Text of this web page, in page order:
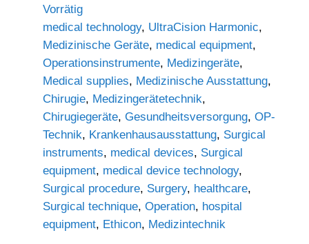
Vorrätig
medical technology, UltraCision Harmonic,
Medizinische Geräte, medical equipment,
Operationsinstrumente, Medizingeräte,
Medical supplies, Medizinische Ausstattung,
Chirugie, Medizingerätetechnik,
Chirugiegeräte, Gesundheitsversorgung, OP-
Technik, Krankenhausausstattung, Surgical
instruments, medical devices, Surgical
equipment, medical device technology,
Surgical procedure, Surgery, healthcare,
Surgical technique, Operation, hospital
equipment, Ethicon, Medizintechnik